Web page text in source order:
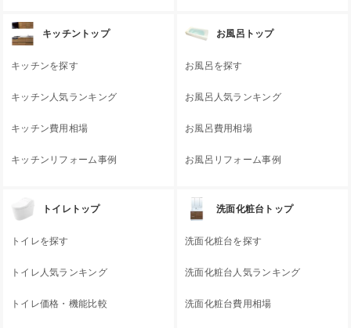
キッチントップ
キッチンを探す
キッチン人気ランキング
キッチン費用相場
キッチンリフォーム事例
お風呂トップ
お風呂を探す
お風呂人気ランキング
お風呂費用相場
お風呂リフォーム事例
トイレトップ
トイレを探す
トイレ人気ランキング
トイレ価格・機能比較
洗面化粧台トップ
洗面化粧台を探す
洗面化粧台人気ランキング
洗面化粧台費用相場